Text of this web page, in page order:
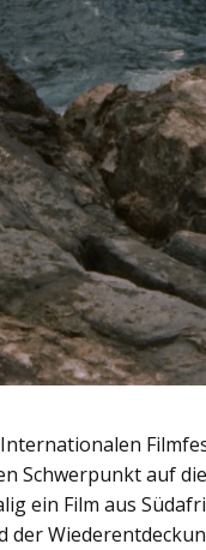
Internationalen
Schwerpunkt auf
ein Film aus
der